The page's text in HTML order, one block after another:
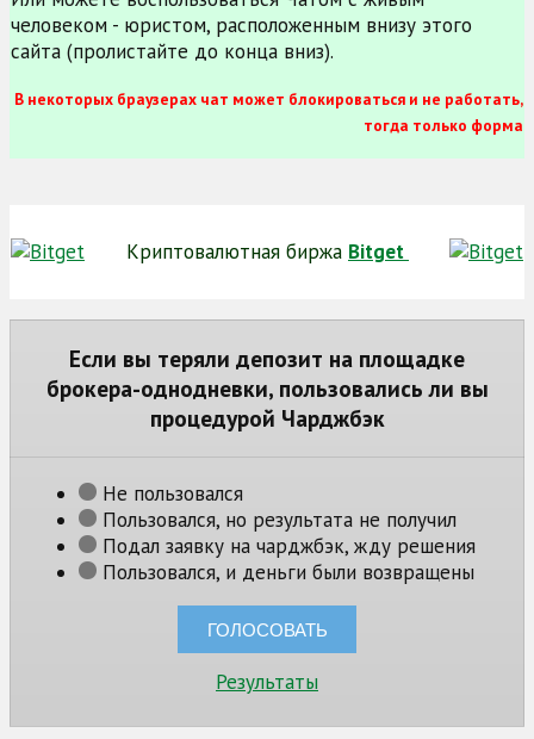
человеком - юристом, расположенным внизу этого
сайта (пролистайте до конца вниз).
В некоторых браузерах чат может блокироваться и не работать,
тогда только форма
Криптовалютная биржа Bitget
Если вы теряли депозит на площадке
брокера-однодневки, пользовались ли вы
процедурой Чарджбэк
Не пользовался
Пользовался, но результата не получил
Подал заявку на чарджбэк, жду решения
Пользовался, и деньги были возвращены
Результаты